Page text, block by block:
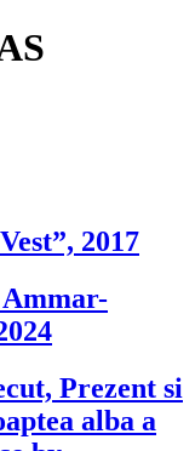
2017
Prezent si
alba a